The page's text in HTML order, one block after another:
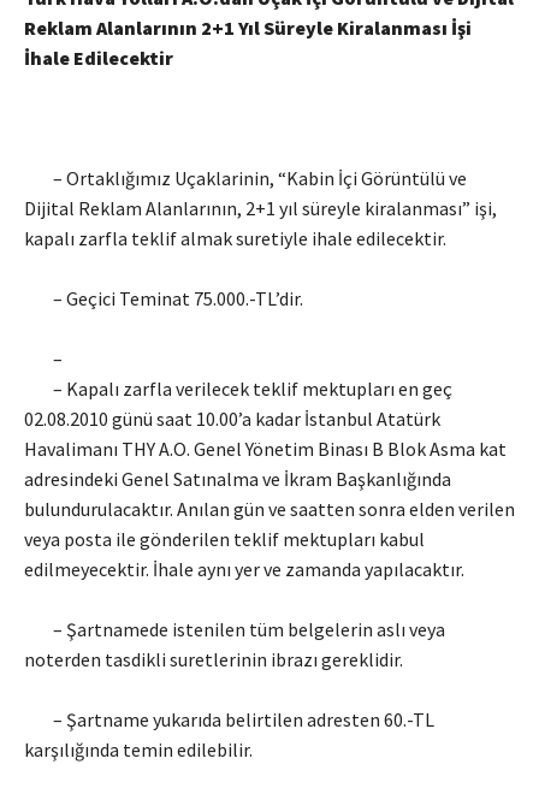
Reklam Alanlarının 2+1 Yıl Süreyle Kiralanması İşi
İhale Edilecektir
– Ortaklığımız Uçaklarinin, “Kabin İçi Görüntülü ve
Dijital Reklam Alanlarının, 2+1 yıl süreyle kiralanması” işi,
kapalı zarfla teklif almak suretiyle ihale edilecektir.
– Geçici Teminat 75.000.-TL’dir.
–
– Kapalı zarfla verilecek teklif mektupları en geç
02.08.2010 günü saat 10.00’a kadar İstanbul Atatürk
Havalimanı THY A.O. Genel Yönetim Binası B Blok Asma kat
adresindeki Genel Satınalma ve İkram Başkanlığında
bulundurulacaktır. Anılan gün ve saatten sonra elden verilen
veya posta ile gönderilen teklif mektupları kabul
edilmeyecektir. İhale aynı yer ve zamanda yapılacaktır.
– Şartnamede istenilen tüm belgelerin aslı veya
noterden tasdikli suretlerinin ibrazı gereklidir.
– Şartname yukarıda belirtilen adresten 60.-TL
karşılığında temin edilebilir.